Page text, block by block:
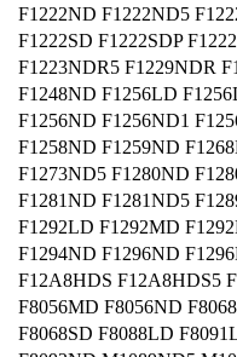
F1222ND F1222ND5
F1222SD F1222SDP
F1223NDR5 F1229NDR
F1248ND F1256LD
F1256ND F1256ND1
F1258ND F1259ND
F1273ND5 F1280ND
F1281ND F1281ND5
F1292LD F1292MD
F1294ND F1296ND
F12A8HDS F12A8HDS5
F8056MD F8056ND
F8068SD F8088LD